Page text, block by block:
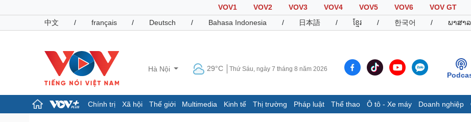
VOV1 VOV2 VOV3 VOV4 VOV5 VOV6
VOV GT
中文
/ français / Deutsch / Bahasa Indonesia / 日本語 / ខ្មែរ / 한국어 / ພາສາ
Hà Nội 29°C Thứ Sáu, ngày 7 tháng 8 năm 2026
Chính trị Xã hội Thế giới Multimedia Kinh tế Thị trường Pháp luật Thể thao Ô tô - Xe máy Doanh nghiệp